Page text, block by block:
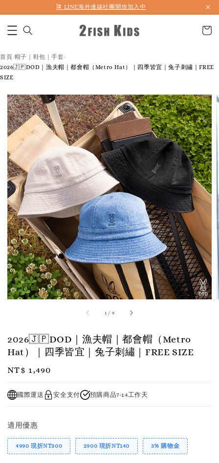
首購折50 ｜ 滿1,500 免運 ｜ 滿2,900 折140 ｜ 3%購物金
首頁›帽子｜鞋包｜手套 ›
2026🇯🇵DOD｜漁夫帽｜都會帽（Metro Hat）｜四季皆宜｜兔子刺繡｜FREE
SIZE
1 / 9
2026🇯🇵DOD｜漁夫帽｜都會帽（Metro
Hat）｜四季皆宜｜兔子刺繡｜FREE SIZE
Regular
NT$ 1,490
國際運送 安全支付 預購商品7-14工作天
適用優惠
4990 現折NT300 2900 現折NT140 3% 購物金